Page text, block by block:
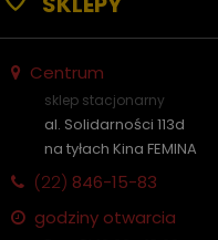
Centrum
sklep stacjonarny
al. Solidarności 113d
na tyłach Kina FEMINA
(22) 846-15-83
godziny otwarcia